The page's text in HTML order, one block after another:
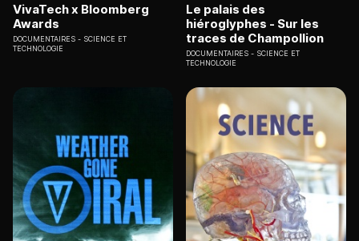
VivaTech x Bloomberg
Awards
DOCUMENTAIRES
SCIENCE ET
TECHNOLOGIE
Le palais des
hiéroglyphes - Sur les
traces de Champollion
DOCUMENTAIRES
SCIENCE ET
TECHNOLOGIE